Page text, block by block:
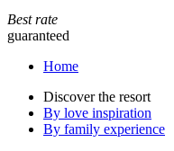
Best rate
guaranteed
Home
Discover the resort
By love inspiration
By family experience